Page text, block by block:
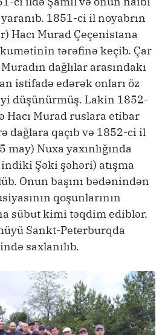
1851-ci il noyabrın
Hacı Murad Çeçenistana
tərəfinə keçib. Çar
dağlılar arasındakı
istifadə edərək onları öz
düşünürmüş. Lakin 1852-
Murad ruslara etibar
dağlara qaçıb və 1852-ci il
may) Nuxa yaxınlığında
Şəki şəhəri) atışma
Onun başını bədənindən
qoşunlarının
sübut kimi təqdim ediblər.
Sankt-Peterburqda
saxlanılıb.